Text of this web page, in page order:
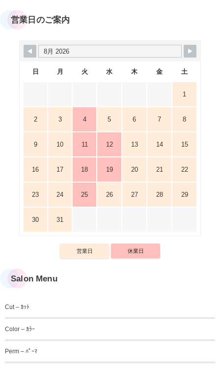
営業日のご案内
日 月 火 水 木 金 土
1
2 3 4 5 6 7 8
9 10 11 12 13 14 15
16 17 18 19 20 21 22
23 24 25 26 27 28 29
30 31
営業日 休業日
Salon Menu
Cut – ｶｯﾄ
Color – ｶﾗｰ
Perm – ﾊﾟｰﾏ